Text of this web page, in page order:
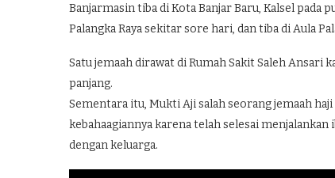
Banjarmasin tiba di Kota Banjar Baru, Kalsel pada
Palangka Raya sekitar sore hari, dan tiba di Aula
Satu jemaah dirawat di Rumah Sakit Saleh Ansari
panjang.
Sementara itu, Mukti Aji salah seorang jemaah
kebahaagiannya karena telah selesai
dengan keluarga.